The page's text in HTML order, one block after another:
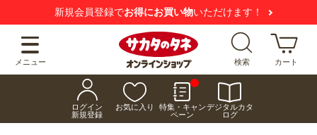
新規会員登録でお得にお買い物いただけます！
メニュー 検索 カート
ログイン
新規登録
お気に入り
特集・キャン
ペーン
デジタルカタ
ログ